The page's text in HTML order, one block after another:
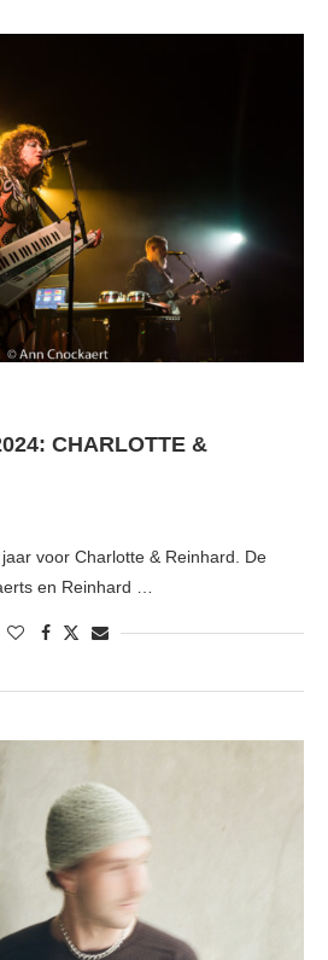
CHARLOTTE &
voor Charlotte & Reinhard. De
en Reinhard …